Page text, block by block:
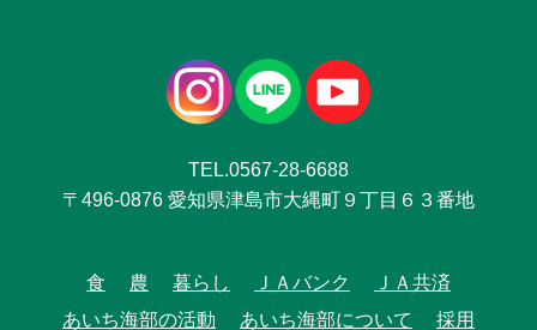
TEL.0567-28-6688
〒496-0876 愛知県津島市大縄町９丁目６３番地
食 農 暮らし ＪＡバンク
ＪＡ共済
あいち海部の活動
あいち海部について
採用